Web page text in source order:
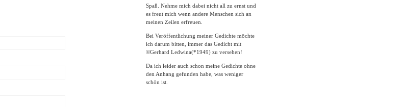
Spaß. Nehme mich dabei nicht all zu ernst und
es freut mich wenn andere Menschen sich an
meinen Zeilen erfreuen.
Bei Veröffentlichung meiner Gedichte möchte
ich darum bitten, immer das Gedicht mit
©Gerhard Ledwina(*1949) zu versehen!
Da ich leider auch schon meine Gedichte ohne
den Anhang gefunden habe, was weniger
schön ist.